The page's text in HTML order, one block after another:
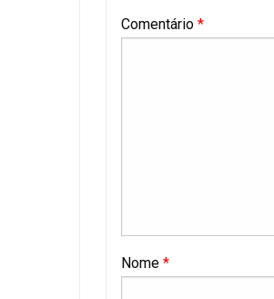
Comentário *
Nome *